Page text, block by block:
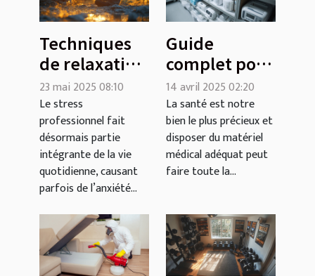
Techniques
de relaxation
rapide pour
gérer
l'anxiété au
travail
23 mai 2025 08:10
Le stress
professionnel fait
désormais partie
intégrante de la vie
quotidienne, causant
parfois de l’anxiété...
Guide
complet pour
choisir le
matériel
médical
adapté à vos
besoins
14 avril 2025 02:20
La santé est notre
bien le plus précieux et
disposer du matériel
médical adéquat peut
faire toute la...